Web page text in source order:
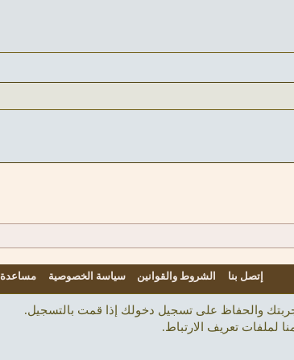
إتصل بنا الشروط والقوانين سياسة الخصوصية مساعدة
والحفاظ على تسجيل دخولك إذا قمت بالتسجيل.
لملفات تعريف الارتباط.